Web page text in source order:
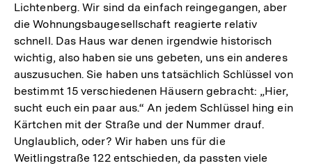
Lichtenberg. Wir sind da einfach reingegangen, aber
die Wohnungsbaugesellschaft reagierte relativ
schnell. Das Haus war denen irgendwie historisch
wichtig, also haben sie uns gebeten, uns ein anderes
auszusuchen. Sie haben uns tatsächlich Schlüssel von
bestimmt 15 verschiedenen Häusern gebracht: „Hier,
sucht euch ein paar aus.“ An jedem Schlüssel hing ein
Kärtchen mit der Straße und der Nummer drauf.
Unglaublich, oder? Wir haben uns für die
Weitlingstraße 122 entschieden, da passten viele